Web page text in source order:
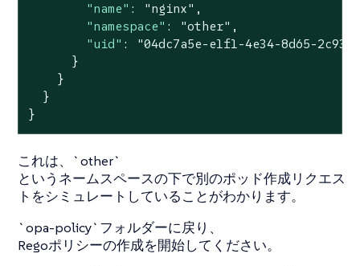
"name" : "nginx" ,
"namespace" : "other" ,
"uid" :
"04dc7a5e-e1f1-4e34-8d65-
      }
    }
  }
}
これは、`other`
というネームスペースの下で別のポッド作成リクエス
トをシミュレートしていることがわかります。
`opa-policy`フォルダーに戻り、
Regoポリシーの作成を開始してください。